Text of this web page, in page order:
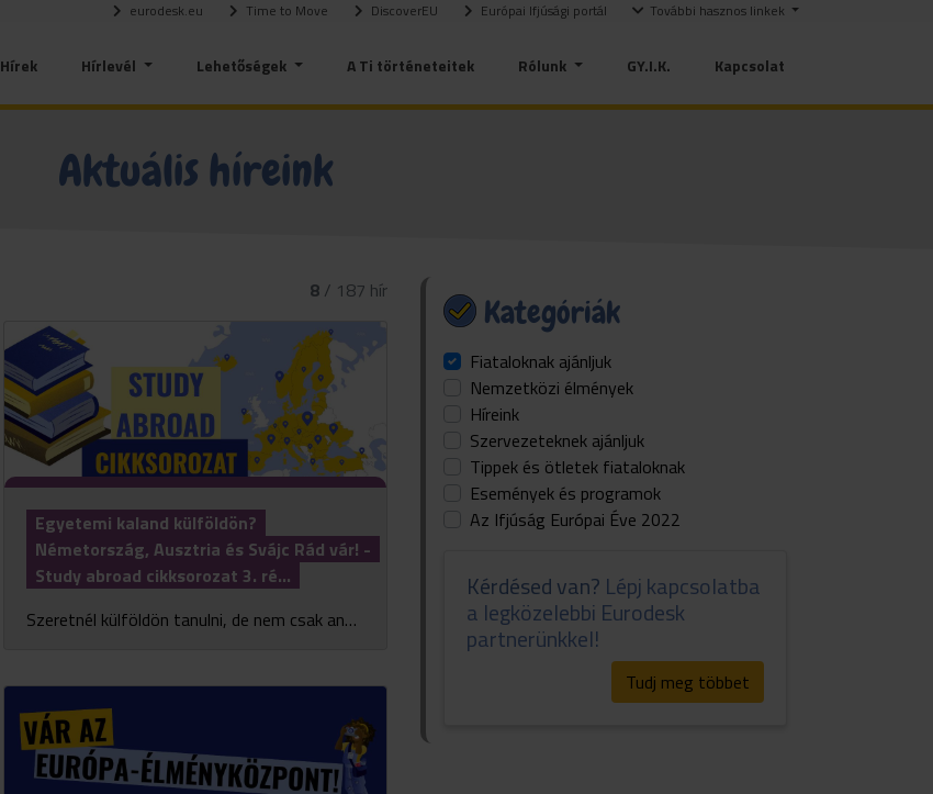
eurodesk.eu Time to Move DiscoverEU Európai Ifjúsági portál További hasznos linkek
Hírek Hírlevél Lehetőségek A Ti történeteitek Rólunk GY.I.K. Kapcsolat
Aktuális híreink
8 / 187 hír
Egyetemi kaland külföldön?
Németország, Ausztria és Svájc Rád vár! -
Study abroad cikksorozat 3. ré...
Szeretnél külföldön tanulni, de nem csak angol nyelvű országokban gondolkodsz? Jó hírünk van: a német nyelvterület három országa – Németország, Ausztria és Svájc – rengeteg lehet�...
Kategóriák
Fiataloknak ajánljuk
Nemzetközi élmények
Híreink
Szervezeteknek ajánljuk
Tippek és ötletek fiataloknak
Események és programok
Az Ifjúság Európai Éve 2022
Kérdésed van? Lépj kapcsolatba
a legközelebbi Eurodesk
partnerünkkel!
Tudj meg többet